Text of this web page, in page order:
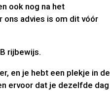
ook nog na het
ons advies is om dit vóór
rijbewijs.
en je hebt een plekje in de
ervoor dat je dezelfde dag